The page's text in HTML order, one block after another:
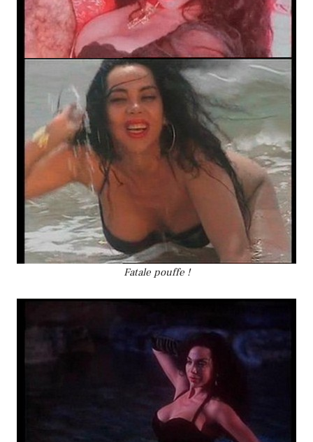
Fatale pouffe !